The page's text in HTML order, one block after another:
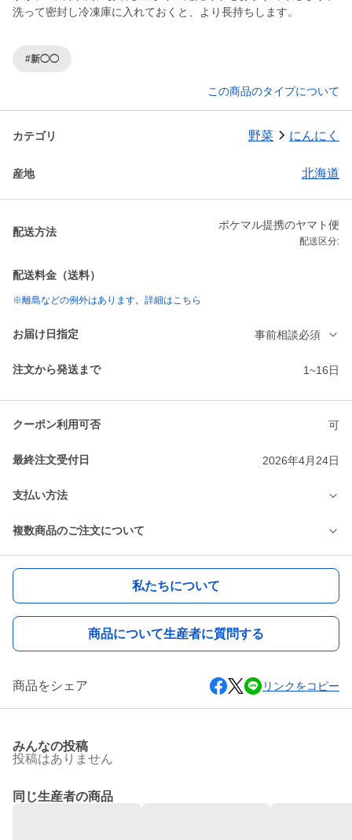
洗って密封し冷凍庫に入れておくと、より長持ちします。
#新◯◯
この商品のタイプについて
カテゴリ 野菜 にんにく
産地 北海道
配送方法
ポケマル提携のヤマト便
配送区分:
配送料金（送料）
※離島などの例外はあります。詳細はこちら
お届け日指定 事前相談必須
注文から発送まで 1~16日
クーポン利用可否 可
最終注文受付日 2026年4月24日
支払い方法
複数商品のご注文について
私たちについて
商品について生産者に質問する
商品をシェア リンクをコピー
みんなの投稿
投稿はありません
同じ生産者の商品